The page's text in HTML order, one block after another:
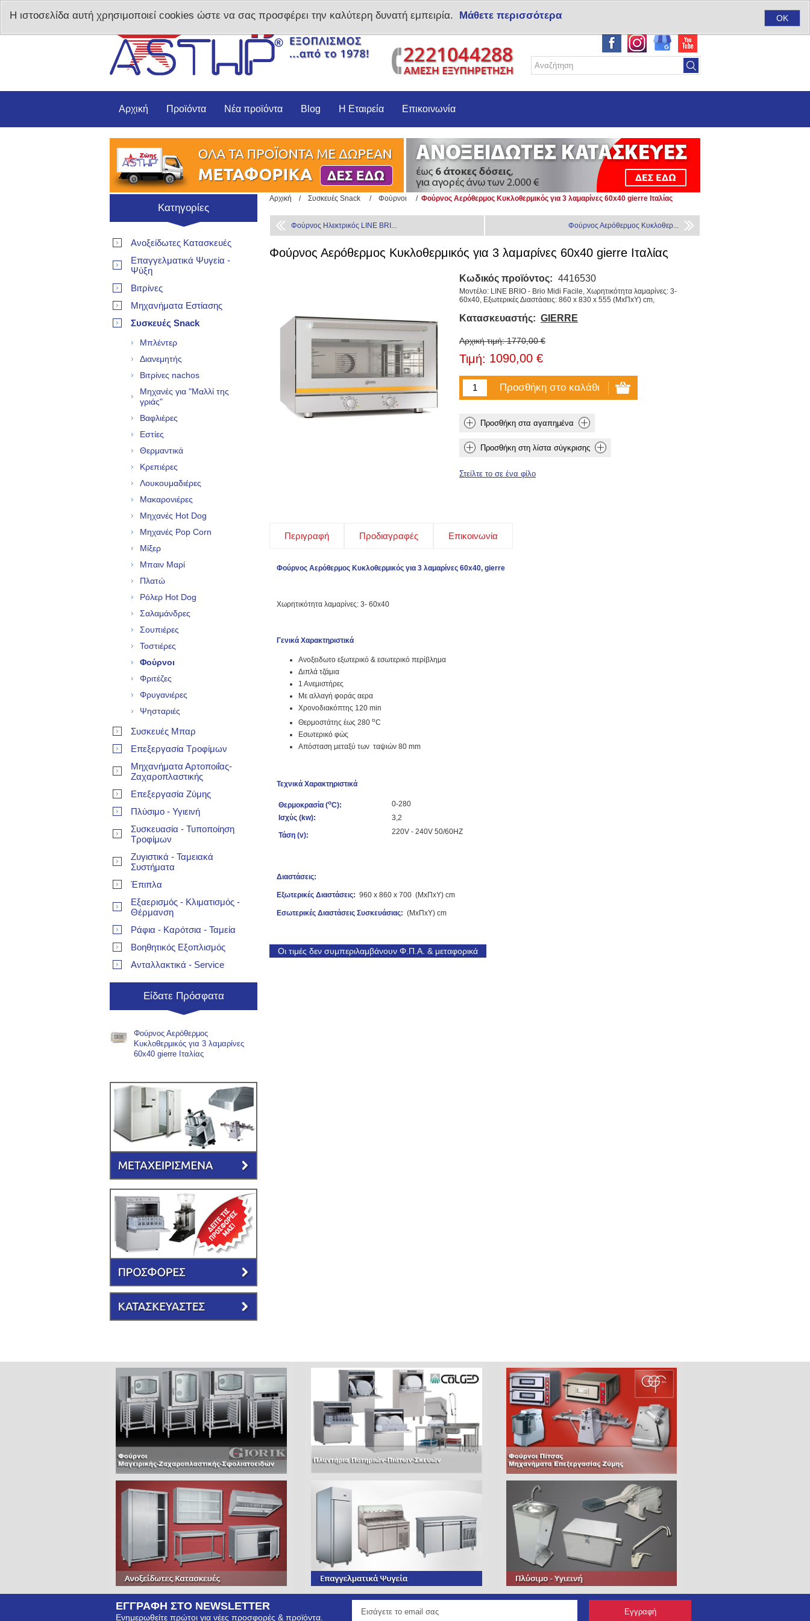
Δημιoυργία λογαριασμού Σύνδεση
Αρχική Προϊόντα Νέα προϊόντα Blog Η Εταιρεία Επικοινωνία
Αρχική / Συσκευές Snack / Φούρνοι / Φούρνος Αερόθερμος Κυκλοθερμικός για 3 λαμαρίνες 60x40 gierre Ιταλίας
Φούρνος Ηλεκτρικός LINE BRI... Φούρνος Αερόθερμος Κυκλοθερ...
Φούρνος Αερόθερμος Κυκλοθερμικός για 3 λαμαρίνες 60x40 gierre Ιταλίας
Κωδικός προϊόντος: 4416530
Μοντέλο: LINE BRIO - Brio Midi Facile, Χωρητικότητα λαμαρίνες: 3-
60x40, Εξωτερικές Διαστάσεις: 860 x 830 x 555 (ΜxΠxΥ) cm,
Κατασκευαστής: GIERRE
Αρχική τιμή: 1770,00 €
Τιμή: 1090,00 €
Περιγραφή Προδιαγραφές Επικοινωνία
Φούρνος Αερόθερμος Κυκλοθερμικός για 3 λαμαρίνες 60x40, gierre
Χωρητικότητα λαμαρίνες: 3- 60x40
Γενικά Χαρακτηριστικά
Ανοξειδωτο εξωτερικό & εσωτερικό περίβλημα
Διπλά τζάμια
1 Ανεμιστήρες
Με αλλαγή φοράς αερα
Χρονοδιακόπτης 120 min
Θερμοστάτης έως 280 oC
Εσωτερικό φώς
Απόσταση μεταξύ των ταψιών 80 mm
Τεχνικά Χαρακτηριστικά
Θερμοκρασία (oC):
0-280
Ισχύς (kw): 3,2
Τάση (v): 220V - 240V 50/60HZ
Διαστάσεις:
Εξωτερικές Διαστάσεις: 960 x 860 x 700 (ΜxΠxΥ) cm
Εσωτερικές Διαστάσεις Συσκευάσιας: (ΜxΠxΥ) cm
Οι τιμές δεν συμπεριλαμβάνουν Φ.Π.Α. & μεταφορικά
Κατηγορίες
Ανοξείδωτες Κατασκευές
Επαγγελματικά Ψυγεία -
Ψύξη
Βιτρίνες
Μηχανήματα Εστίασης
Συσκευές Snack
Μπλέντερ
Διανεμητής
Βιτρίνες nachos
Μηχανές για "Μαλλί της
γριάς"
Βαφλιέρες
Εστίες
Θερμαντικά
Κρεπιέρες
Λουκουμαδιέρες
Μακαρονιέρες
Μηχανές Hot Dog
Μηχανές Pop Corn
Μίξερ
Μπαιν Μαρί
Πλατώ
Ρόλερ Hot Dog
Σαλαμάνδρες
Σουπιέρες
Τοστιέρες
Φούρνοι
Φριτέζες
Φρυγανιέρες
Ψησταριές
Συσκευές Μπαρ
Επεξεργασία Τροφίμων
Μηχανήματα Αρτοποιΐας-
Ζαχαροπλαστικής
Επεξεργασία Ζύμης
Πλύσιμο - Υγιεινή
Συσκευασία - Τυποποίηση
Τροφίμων
Ζυγιστικά - Ταμειακά
Συστήματα
Έπιπλα
Εξαερισμός - Κλιματισμός -
Θέρμανση
Ράφια - Καρότσια - Ταμεία
Βοηθητικός Εξοπλισμός
Ανταλλακτικά - Service
Είδατε Πρόσφατα
Φούρνος Αερόθερμος
Κυκλοθερμικός για 3 λαμαρίνες
60x40 gierre Ιταλίας
ΕΓΓΡΑΦΗ ΣΤΟ NEWSLETTER
Ενημερωθείτε πρώτοι για νέες προσφορές & προϊόντα.
Η ιστοσελίδα αυτή χρησιμοποιεί cookies ώστε να σας προσφέρει την καλύτερη δυνατή εμπειρία. OK
Μάθετε περισσότερα